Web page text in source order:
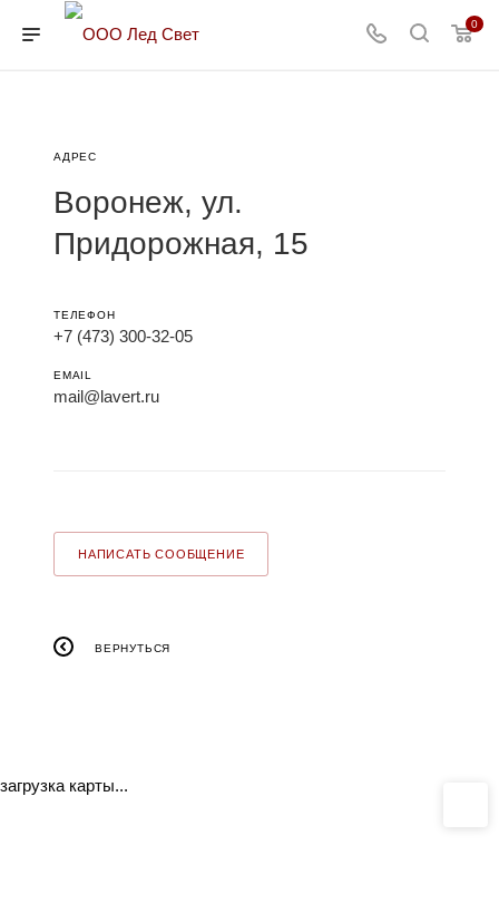
0
АДРЕС
Воронеж, ул.
Придорожная, 15
ТЕЛЕФОН
+7 (473) 300-32-05
EMAIL
mail@lavert.ru
НАПИСАТЬ СООБЩЕНИЕ
ВЕРНУТЬСЯ
загрузка карты...